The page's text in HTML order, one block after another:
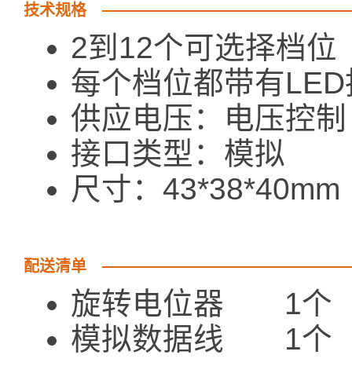
技术规格
2到12个可选择档位
每个档位都带有
供应电压：电压控制
接口类型：模拟
尺寸：43*38*40mm
配送清单
旋转电位器 1个
模拟数据线 1个